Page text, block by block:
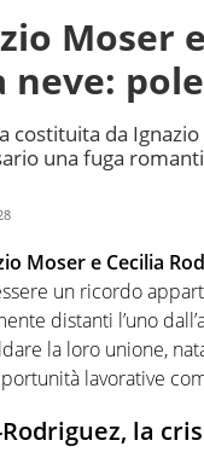
Moser
neve:
costituita da
una fuga
Moser e Cecilia
un ricordo
distanti l’uno
la loro unione,
lavorative
la